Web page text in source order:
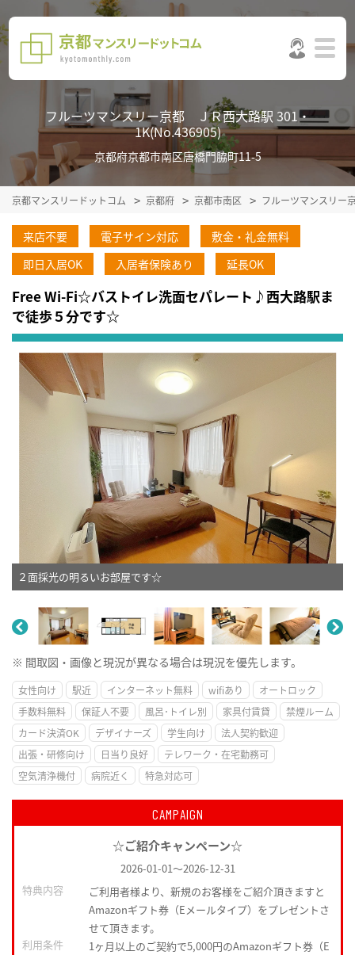
フルーツマンスリー京都 ＪＲ西大路駅 301・
1K(No.436905)
京都府京都市南区唐橋門脇町11-5
京都マンスリードットコム 京都府 京都市南区 フルーツマンスリー
来店不要 電子サイン対応
敷金・礼金無料
即日入居OK
入居者保険あり 延長OK
Free Wi-Fi☆バストイレ洗面セパレート♪西大路駅ま
で徒歩５分です☆
２面採光の明るいお部屋です☆
※ 間取図・画像と現況が異なる場合は現況を優先します。
女性向け 駅近 インターネット無料 wifiあり
オートロック
手数料無料
保証人不要 風呂･トイレ別 家具付賃貸
禁煙ルーム
カード決済OK
デザイナーズ 学生向け
法人契約歓迎
出張・研修向け
日当り良好
テレワーク・在宅勤務可
空気清浄機付
病院近く 特急対応可
CAMPAIGN
☆ご紹介キャンペーン☆
2026-01-01～2026-12-31
特典内容
ご利用者様より、新規のお客様をご紹介頂きますと
Amazonギフト券（Eメールタイプ）をプレゼントさ
せて頂きます。
利用条件
1ヶ月以上のご契約で5,000円のAmazonギフト券（E